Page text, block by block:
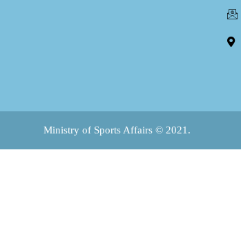
Ministry of Sports Affairs © 2021.